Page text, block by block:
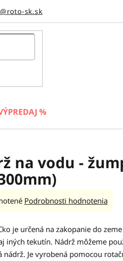
sk.sk
%
na vodu -
Podrobnosti hodnotenia
je určená na zakopanie do
iných tekutín. Nádrž môžeme
nádrž. Je vyrobená pomocou